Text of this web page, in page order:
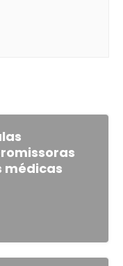
médicas